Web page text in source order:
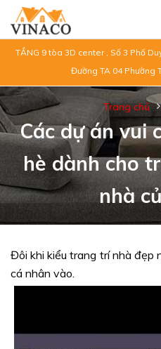
TẦNG 9 tòa 3D center , Số 3 Phố
Đường TA 04 Phường
Trang chủ
Các dự án vui
hè dành cho
nhà
Đôi khi kiểu trang trí nhà đẹp
cá nhân vào.